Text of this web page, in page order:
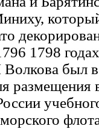
1798
был